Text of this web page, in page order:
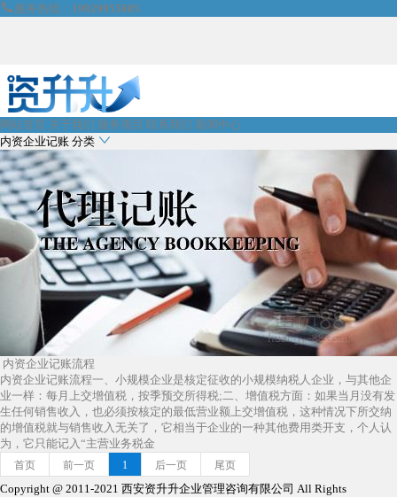
服务热线： 19929955805
网站首页 关于我们 服务项目 联系我们 新闻中心
内资企业记账 分类 
内资企业记账流程
内资企业记账流程一、小规模企业是核定征收的小规模纳税人企业，与其他企
业一样：每月上交增值税，按季预交所得税;二、增值税方面：如果当月没有发
生任何销售收入，也必须按核定的最低营业额上交增值税，这种情况下所交纳
的增值税就与销售收入无关了，它相当于企业的一种其他费用类开支，个人认
为，它只能记入“主营业务税金
首页 前一页 1 后一页 尾页
Copyright @ 2011-2021 西安资升升企业管理咨询有限公司 All Rights